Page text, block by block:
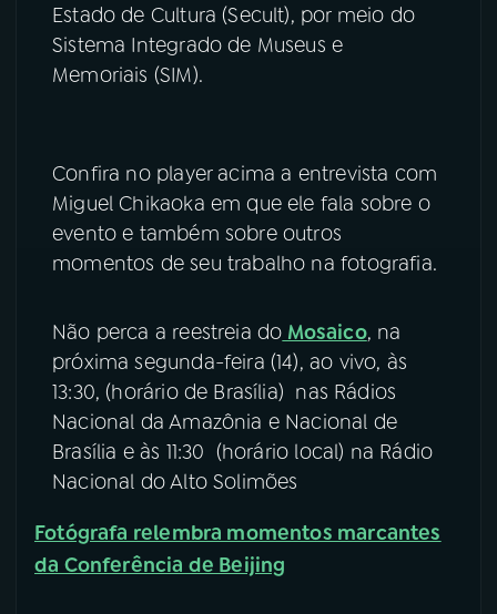
TikTok
Estado de Cultura (Secult), por meio do
Sistema Integrado de Museus e
Memoriais (SIM).
Confira no player acima a entrevista com
Miguel Chikaoka em que ele fala sobre o
evento e também sobre outros
momentos de seu trabalho na fotografia.
Não perca a reestreia do Mosaico, na
próxima segunda-feira (14), ao vivo, às
13:30, (horário de Brasília) nas Rádios
Nacional da Amazônia e Nacional de
Brasília e às 11:30 (horário local) na Rádio
Nacional do Alto Solimões
Fotógrafa relembra momentos marcantes
da Conferência de Beijing